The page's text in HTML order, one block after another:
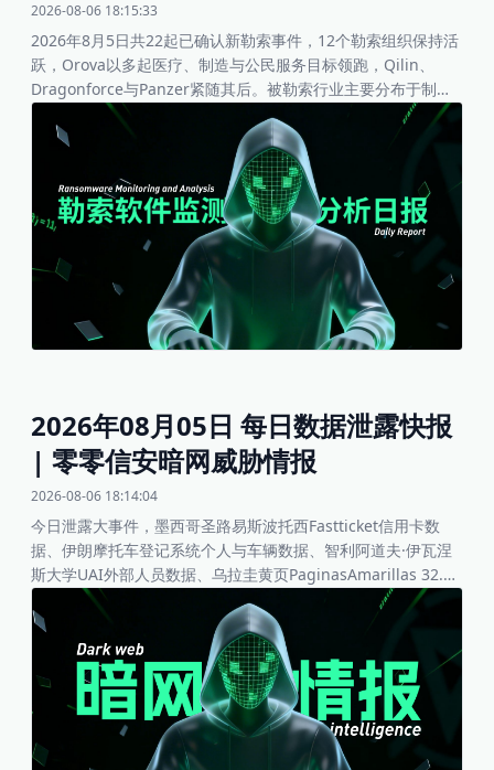
2026-08-06 18:15:33
2026年8月5日共22起已确认新勒索事件，12个勒索组织保持活
跃，Orova以多起医疗、制造与公民服务目标领跑，Qilin、
Dragonforce与Panzer紧随其后。被勒索行业主要分布于制
造、卫生医疗、金融、教育、公民服务、批发零售、文体娱乐、
信息和互联网、农业及交通和仓储等领域，地理上以美国为主，
同时涉及英国、西班牙、印度尼西亚、波兰、奥地利、法国与印
度。整体影响程度中高：惩教设施、大学、知名手表品牌与法律
事务所等高价值目标受害，可能引发公共安全、教育隐私、供应
链与客户数据风险。建议企业重点关注Orova、Qilin、
Dragonforce与Panzer高危IOC，加强美国及欧洲地区制造、
卫生医疗、金融与公民服务机构的访问控制、数据备份与供应链
2026年08月05日 每日数据泄露快报
| 零零信安暗网威胁情报
2026-08-06 18:14:04
今日泄露大事件，墨西哥圣路易斯波托西Fastticket信用卡数
据、伊朗摩托车登记系统个人与车辆数据、智利阿道夫·伊瓦涅
斯大学UAI外部人员数据、乌拉圭黄页PaginasAmarillas 32.7
万商业联系数据、WordPress主题开发网站Mangabooth客户
数据、法国宠物用品零售商MaxiZoo 341万用户数据、美国营养
补充剂公司HVMN 8.6万用户数据、12家公司网站数据库集体泄
露、埃及供应链SaaS平台Qara.net数据等。